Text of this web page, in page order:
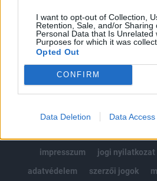
I want to opt-out of Collection,
Retention, Sale, and/or Sharing
Personal Data that Is Unrelated
Purposes for which it was
Opted Out
CONFIRM
Data Deletion Data Access
MÁR ELŐFIZETŐNK VAGY?
impresszum
jogi nyilatkozat
adatvédelem
szerzői jogok